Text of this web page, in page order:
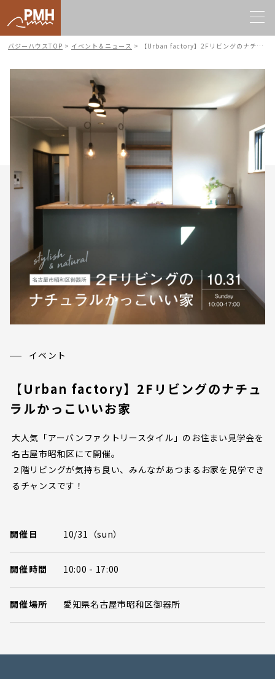
バジーハウスTOP > イベント＆ニュース > 【Urban factory】2Fリビングのナチュラルかっこいいお家
イベント
【Urban factory】2Fリビングのナチュ
ラルかっこいいお家
大人気「アーバンファクトリースタイル」のお住まい見学会を
名古屋市昭和区にて開催。
２階リビングが気持ち良い、みんながあつまるお家を見学でき
るチャンスです！
開催日 10/31（sun）
開催時間 10:00 - 17:00
開催場所 愛知県名古屋市昭和区御器所